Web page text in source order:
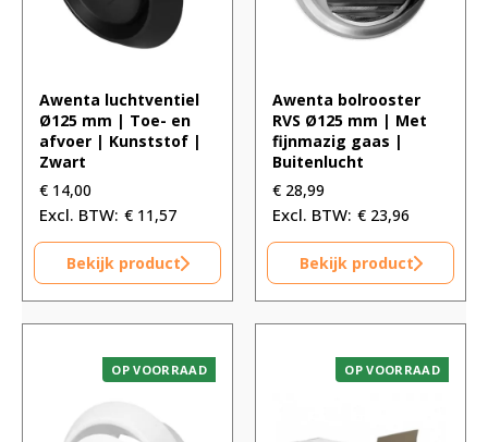
Awenta luchtventiel
Ø125 mm | Toe- en
afvoer | Kunststof |
Zwart
€ 14,00
€ 11,57
Bekijk product
Awenta bolrooster
RVS Ø125 mm | Met
fijnmazig gaas |
Buitenlucht
€ 28,99
€ 23,96
Bekijk product
OP VOORRAAD OP VOORRAAD